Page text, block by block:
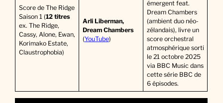
Score de The Ridge
Saison 1 (12 titres
ex. The Ridge,
Cassy, Alone, Ewan,
Korimako Estate,
Claustrophobia)
Arli Liberman,
Dream Chambers
(YouTube)
émergent feat.
Dream Chambers
(ambient duo néo-
zélandais), livre un
score orchestral
atmosphérique sorti
le 21 octobre 2025
via BBC Music dans
cette série BBC de
6 épisodes.